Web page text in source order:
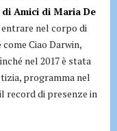
Amici di Maria De
entrare nel corpo di
Ciao Darwin,
nel 2017 è stata
programma nel
record di presenze in